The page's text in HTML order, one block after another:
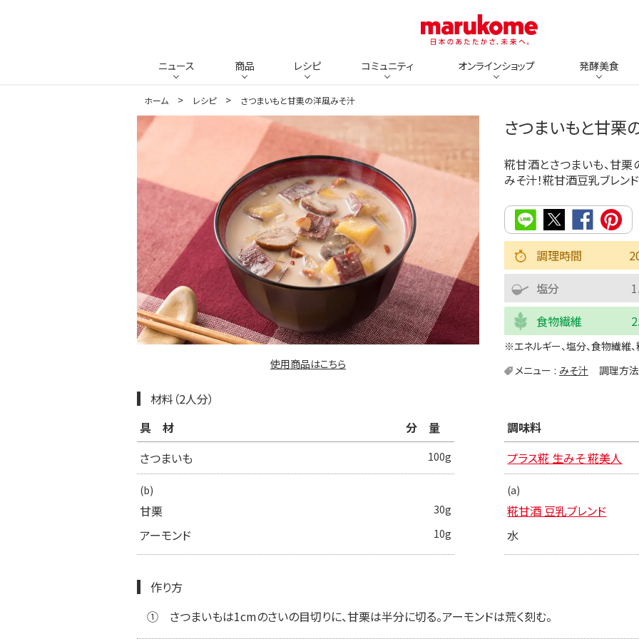
ニュース 商品 レシピ コミュニティ オンラインショップ 発酵美食
ホーム レシピ さつまいもと甘栗の洋風みそ汁
使用商品はこちら
さつまいもと甘栗
糀甘酒とさつまいも、甘
みそ汁！糀甘酒豆乳ブレン
調理時間
塩分
食物繊維
※エネルギー、塩分、食物繊維
メニュー
みそ汁 調理方法
材料（2人分）
具材
分量
さつまいも
100g
(b)
甘栗 30g
アーモンド 10g
調味料
プラス糀 生みそ 糀美人
(a)
糀甘酒 豆乳ブレンド
水
作り方
①
さつまいもは1cmのさいの目切りに、甘栗は半分に切る。アーモンドは荒く刻む。